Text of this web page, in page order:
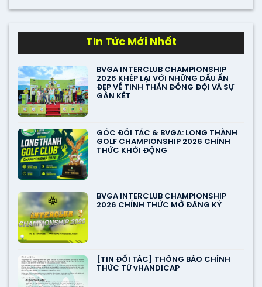
TIn Tức Mới Nhất
BVGA INTERCLUB CHAMPIONSHIP
2026 KHÉP LẠI VỚI NHỮNG DẤU ẤN
ĐẸP VỀ TINH THẦN ĐỒNG ĐỘI VÀ SỰ
GẮN KẾT
GÓC ĐỐI TÁC & BVGA: LONG THÀNH
GOLF CHAMPIONSHIP 2026 CHÍNH
THỨC KHỞI ĐỘNG
BVGA INTERCLUB CHAMPIONSHIP
2026 CHÍNH THỨC MỞ ĐĂNG KÝ
[TIN ĐỐI TÁC] THÔNG BÁO CHÍNH
THỨC TỪ vHANDICAP